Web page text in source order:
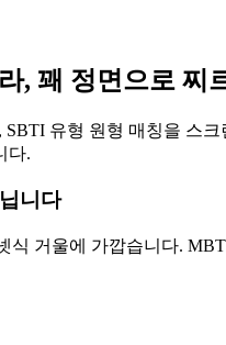
, 꽤 정면으로 찌
SBTI 유형 원형 매칭을 스
다.
니다
식 거울에 가깝습니다.